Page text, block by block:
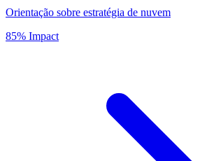
Orientação sobre estratégia de nuvem
85% Impact